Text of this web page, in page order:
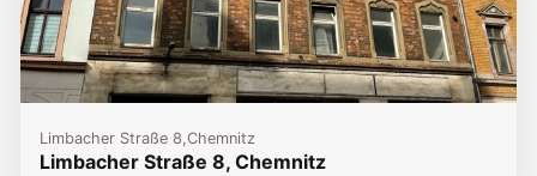
Limbacher Straße 8,Chemnitz
Limbacher Straße 8, Chemnitz